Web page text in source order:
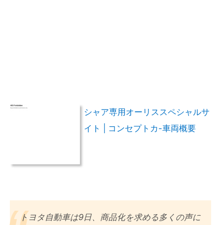
シャア専用オーリススペシャルサ
イト | コンセプトカ-車両概要
トヨタ自動車は9日、商品化を求める多くの声に